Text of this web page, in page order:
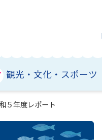
観光・文化・スポーツ
５年度レポート